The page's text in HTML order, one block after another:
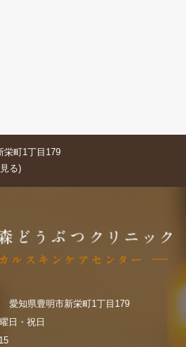
町1丁目179
る)
愛知県豊明市新栄町1丁目179
日・祝日